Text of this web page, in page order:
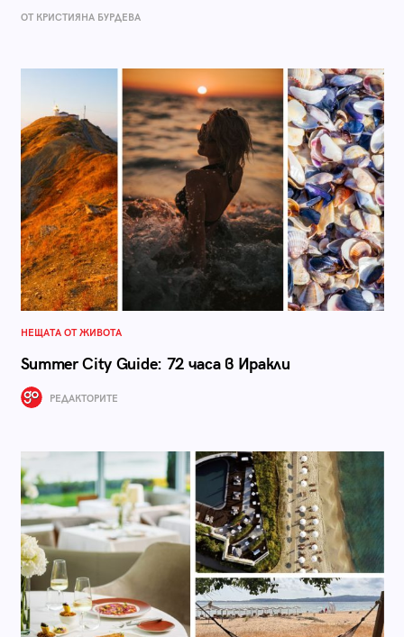
ОТ КРИСТИЯНА БУРДЕВА
НЕЩАТА ОТ ЖИВОТА
Summer City Guide: 72 часа в Иракли
РЕДАКТОРИТЕ